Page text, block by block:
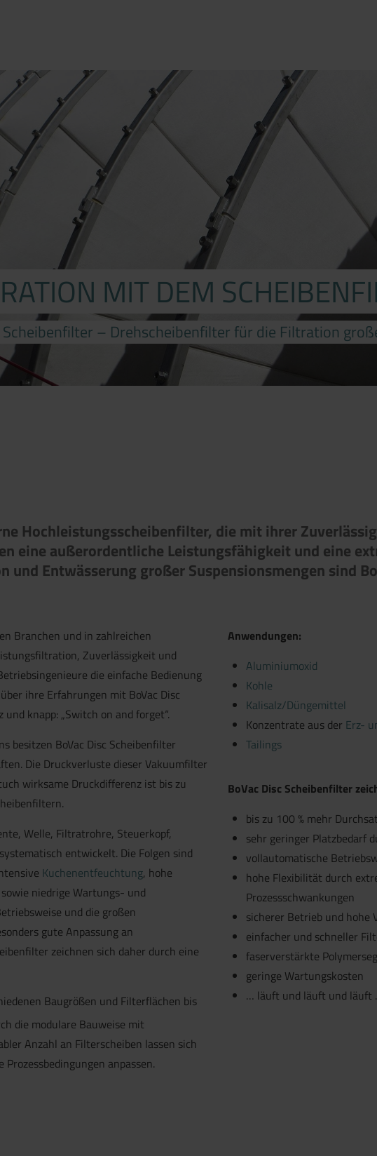
MIT DEM
Scheibenfilter – Drehscheibenfilter für die Filtration
Hochleistungsscheibenfilter, die mit ihrer
eine außerordentliche Leistungsfähigkeit und eine
und Entwässerung großer Suspensionsmengen sind
Branchen und in zahlreichen
Zuverlässigkeit und
die einfache Bedienung
ihre Erfahrungen mit BoVac Disc
knapp: „Switch on and forget“.
besitzen BoVac Disc Scheibenfilter
Die Druckverluste dieser Vakuumfilter
wirksame Druckdifferenz ist bis zu
Welle, Filtratrohre, Steuerkopf,
entwickelt. Die Folgen sind
Kuchenentfeuchtung, hohe
niedrige Wartungs- und
und die großen
gute Anpassung an
zeichnen sich daher durch eine
Baugrößen und Filterflächen bis
die modulare Bauweise mit
Anzahl an Filterscheiben lassen sich
anpassen.
Anwendungen:
Aluminiumoxid
Kohle
Kalisalz/Düngemittel
Konzentrate aus der Erz-
Tailings
BoVac Disc Scheibenfilter
bis zu 100 % mehr
sehr geringer Platzbedarf
vollautomatische
hohe Flexibilität durch
Prozessschwankungen
sicherer Betrieb und hohe
einfacher und schneller
faserverstärkte
geringe Wartungskosten
… läuft und läuft und läuft